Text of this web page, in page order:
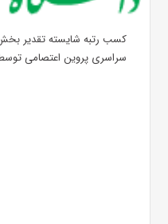
کسب رتبه شایسته تقدیر
سراسری پروین اعتصامی